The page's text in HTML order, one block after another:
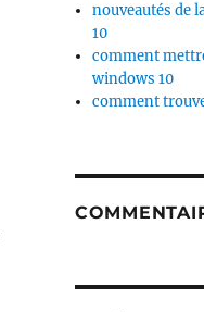
nouveautés de
10
comment
windows 10
comment